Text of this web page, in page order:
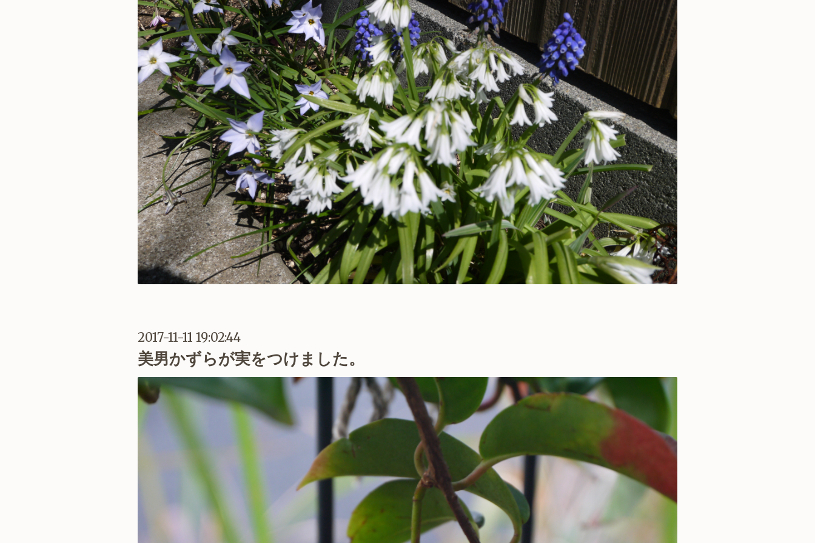
2017-11-11 19:02:44
美男かずらが実をつけました。